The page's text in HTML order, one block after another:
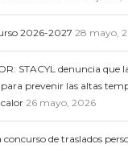
2026-2027 28 mayo,
STACYL denuncia que
prevenir las altas
26 mayo, 2026
de traslados